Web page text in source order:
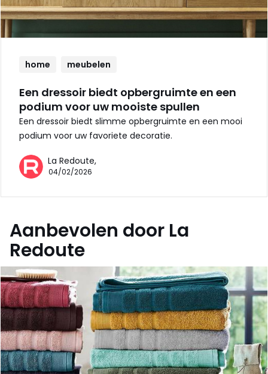
home meubelen
Een dressoir biedt opbergruimte en een
podium voor uw mooiste spullen
Een dressoir biedt slimme opbergruimte en een mooi
podium voor uw favoriete decoratie.
La Redoute,
04/02/2026
Aanbevolen door La
Redoute